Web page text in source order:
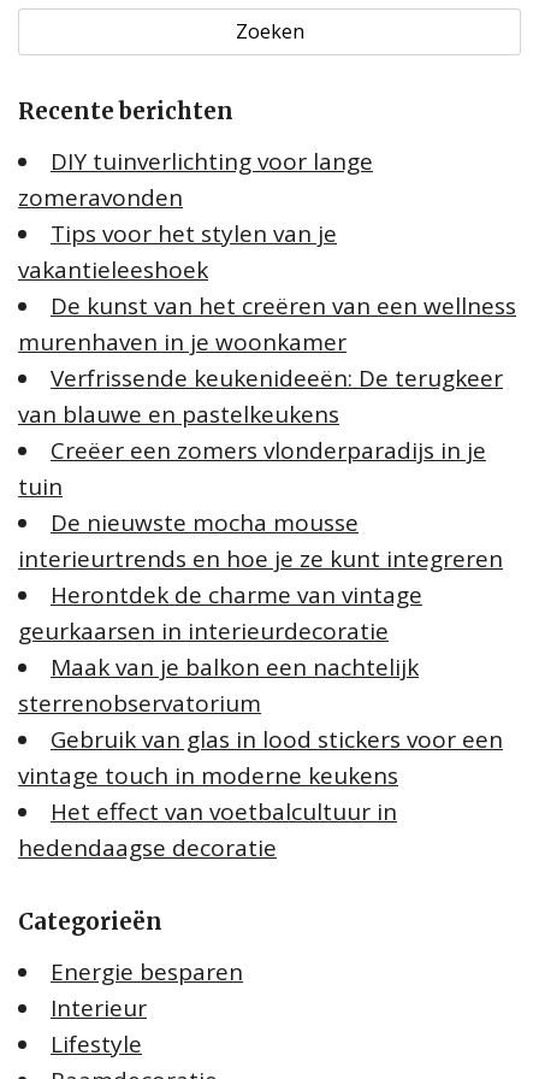
k
n
a
a
r
:
Recente berichten
DIY tuinverlichting voor lange
zomeravonden
Tips voor het stylen van je
vakantieleeshoek
De kunst van het creëren van een wellness
murenhaven in je woonkamer
Verfrissende keukenideeën: De terugkeer
van blauwe en pastelkeukens
Creëer een zomers vlonderparadijs in je
tuin
De nieuwste mocha mousse
interieurtrends en hoe je ze kunt integreren
Herontdek de charme van vintage
geurkaarsen in interieurdecoratie
Maak van je balkon een nachtelijk
sterrenobservatorium
Gebruik van glas in lood stickers voor een
vintage touch in moderne keukens
Het effect van voetbalcultuur in
hedendaagse decoratie
Categorieën
Energie besparen
Interieur
Lifestyle